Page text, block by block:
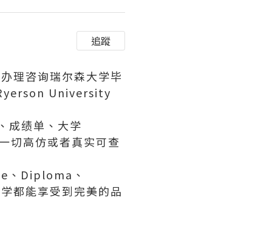
追蹤
理咨询瑞尔森大学毕
University
成绩单、大学
切高仿或者真实可查
、Diploma、
都能享受到完美的品